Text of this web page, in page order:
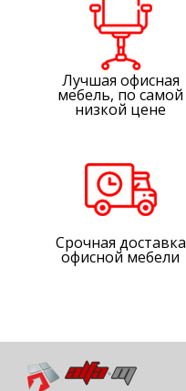
Лучшая офисная
мебель, по самой
низкой цене
Срочная доставка
офисной мебели